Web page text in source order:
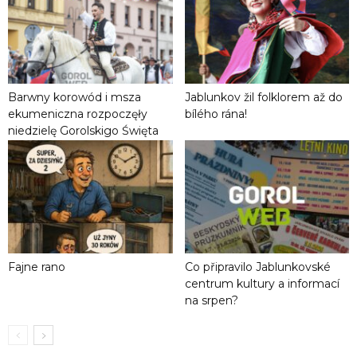
Barwny korowód i msza
ekumeniczna rozpoczęły
niedzielę Gorolskigo Święta
Jablunkov žil folklorem až do
bílého rána!
Fajne rano
Co připravilo Jablunkovské
centrum kultury a informací
na srpen?